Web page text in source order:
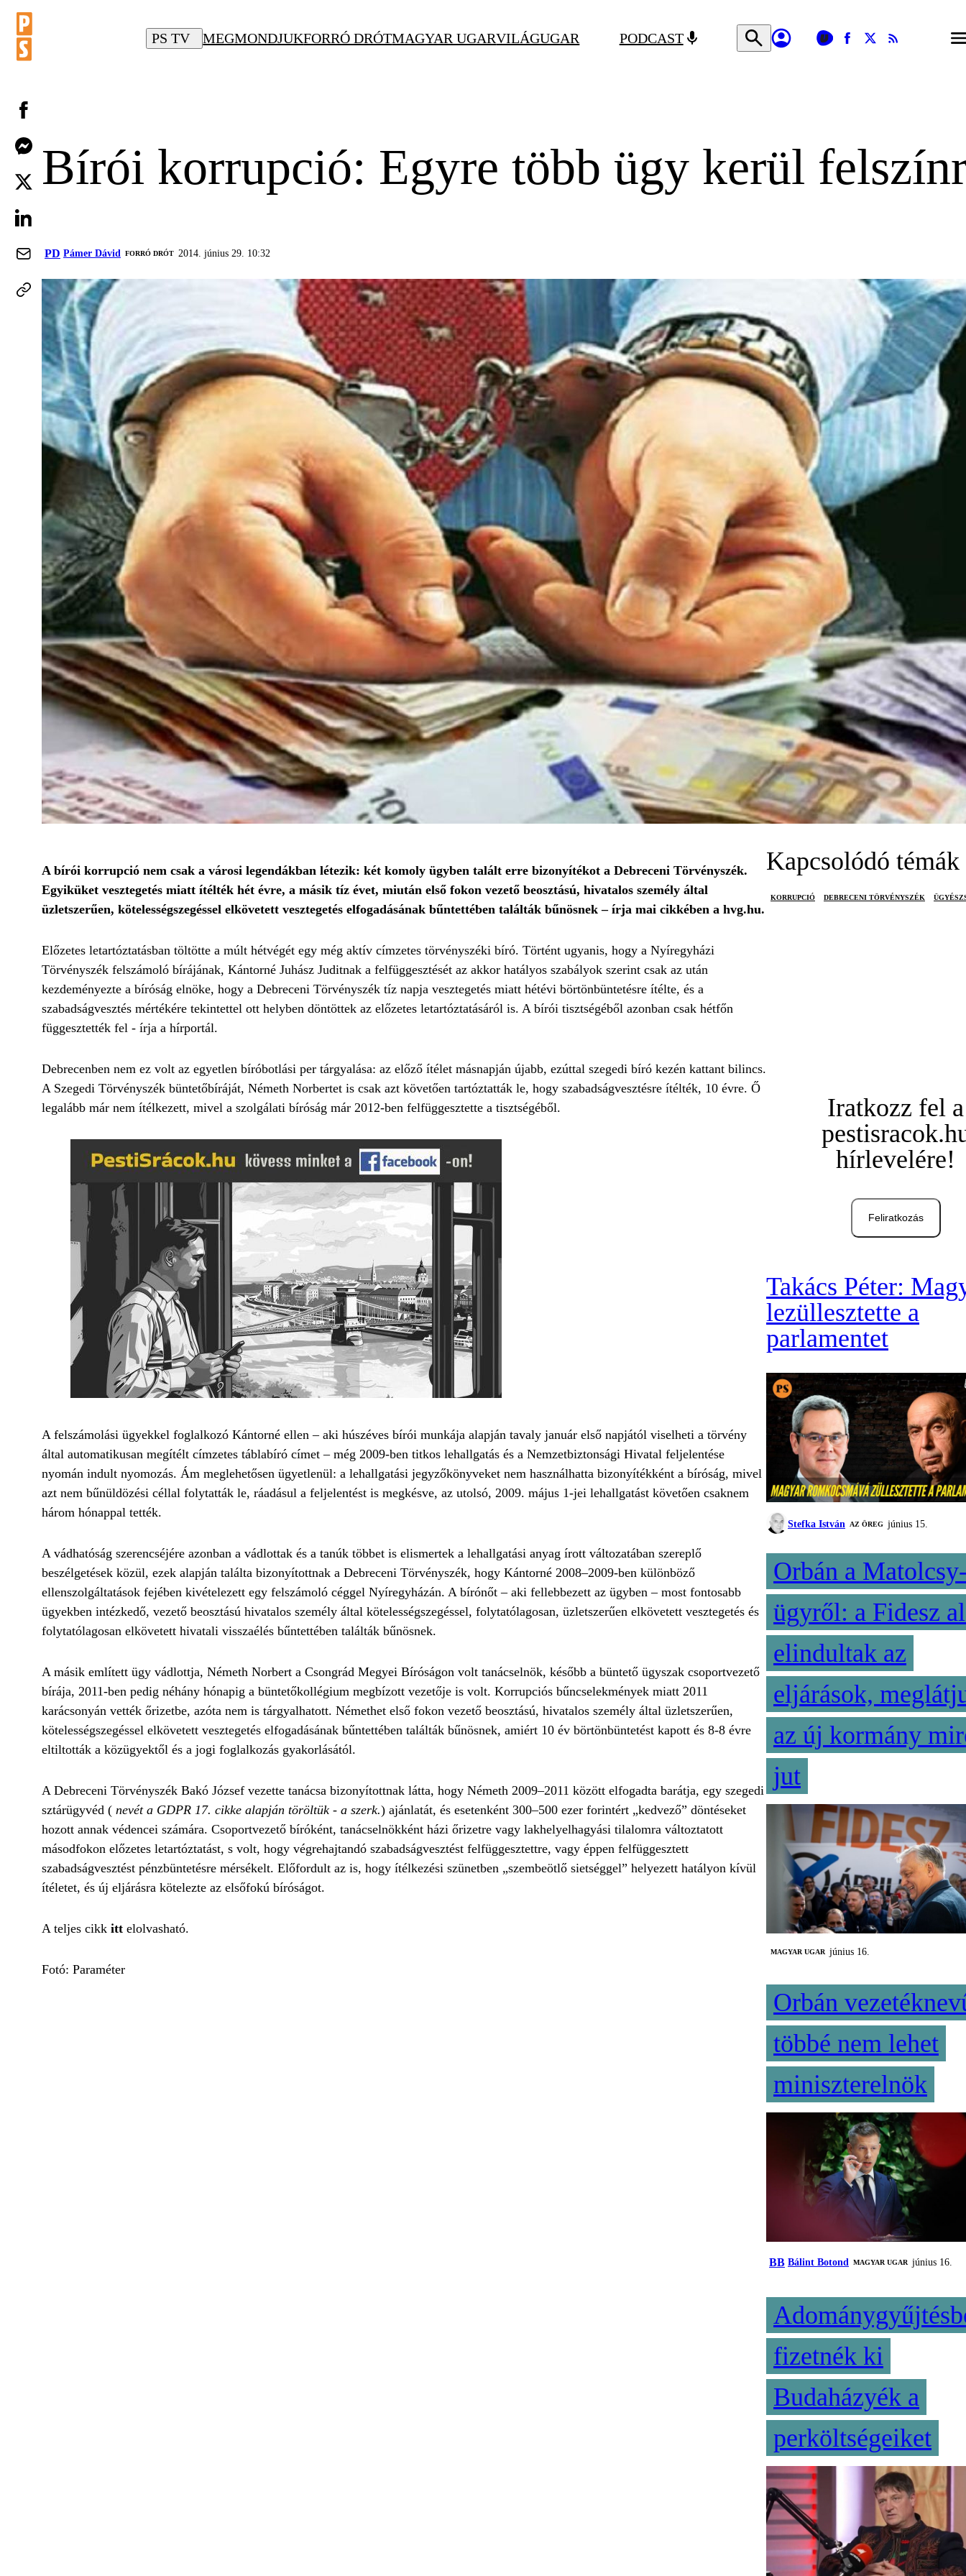
PS TV MEGMONDJUKFORRÓ DRÓTMAGYAR UGARVILÁGUGAR PODCAST
Bírói korrupció: Egyre több ügy kerül
PD Pámer Dávid FORRÓ DRÓT 2014. június 29. 10:32
A bírói korrupció nem csak a városi legendákban létezik: két komoly ügyben talált erre bizonyítékot a Debreceni Törvényszék.
Egyiküket vesztegetés miatt ítélték hét évre, a másik tíz évet, miután első fokon vezető beosztású, hivatalos személy által
üzletszerűen, kötelességszegéssel elkövetett vesztegetés elfogadásának bűntettében találták bűnösnek – írja mai cikkében a hvg.hu.
Előzetes letartóztatásban töltötte a múlt hétvégét egy még aktív címzetes törvényszéki bíró. Történt ugyanis, hogy a Nyíregyházi
Törvényszék felszámoló bírájának, Kántorné Juhász Juditnak a felfüggesztését az akkor hatályos szabályok szerint csak az után
kezdeményezte a bíróság elnöke, hogy a Debreceni Törvényszék tíz napja vesztegetés miatt hétévi börtönbüntetésre ítélte, és a
szabadságvesztés mértékére tekintettel ott helyben döntöttek az előzetes letartóztatásáról is. A bírói tisztségéből azonban csak hétfőn
függesztették fel - írja a hírportál.
Debrecenben nem ez volt az egyetlen bíróbotlási per tárgyalása: az előző ítélet másnapján újabb, ezúttal szegedi bíró kezén kattant bilincs.
A Szegedi Törvényszék büntetőbíráját, Németh Norbertet is csak azt követően tartóztatták le, hogy szabadságvesztésre ítélték, 10 évre. Ő
legalább már nem ítélkezett, mivel a szolgálati bíróság már 2012-ben felfüggesztette a tisztségéből.
A felszámolási ügyekkel foglalkozó Kántorné ellen – aki húszéves bírói munkája alapján tavaly január első napjától viselheti a törvény
által automatikusan megítélt címzetes táblabíró címet – még 2009-ben titkos lehallgatás és a Nemzetbiztonsági Hivatal feljelentése
nyomán indult nyomozás. Ám meglehetősen ügyetlenül: a lehallgatási jegyzőkönyveket nem használhatta bizonyítékként a bíróság, mivel
azt nem bűnüldözési céllal folytatták le, ráadásul a feljelentést is megkésve, az utolsó, 2009. május 1-jei lehallgatást követően csaknem
három hónappal tették.
A vádhatóság szerencséjére azonban a vádlottak és a tanúk többet is elismertek a lehallgatási anyag írott változatában szereplő
beszélgetések közül, ezek alapján találta bizonyítottnak a Debreceni Törvényszék, hogy Kántorné 2008–2009-ben különböző
ellenszolgáltatások fejében kivételezett egy felszámoló céggel Nyíregyházán. A bírónőt – aki fellebbezett az ügyben – most fontosabb
ügyekben intézkedő, vezető beosztású hivatalos személy által kötelességszegéssel, folytatólagosan, üzletszerűen elkövetett vesztegetés és
folytatólagosan elkövetett hivatali visszaélés bűntettében találták bűnösnek.
A másik említett ügy vádlottja, Németh Norbert a Csongrád Megyei Bíróságon volt tanácselnök, később a büntető ügyszak csoportvezető
bírája, 2011-ben pedig néhány hónapig a büntetőkollégium megbízott vezetője is volt. Korrupciós bűncselekmények miatt 2011
karácsonyán vették őrizetbe, azóta nem is tárgyalhatott. Némethet első fokon vezető beosztású, hivatalos személy által üzletszerűen,
kötelességszegéssel elkövetett vesztegetés elfogadásának bűntettében találták bűnösnek, amiért 10 év börtönbüntetést kapott és 8-8 évre
eltiltották a közügyektől és a jogi foglalkozás gyakorlásától.
A Debreceni Törvényszék Bakó József vezette tanácsa bizonyítottnak látta, hogy Németh 2009–2011 között elfogadta barátja, egy szegedi
sztárügyvéd ( nevét a GDPR 17. cikke alapján töröltük - a szerk.) ajánlatát, és esetenként 300–500 ezer forintért „kedvező” döntéseket
hozott annak védencei számára. Csoportvezető bíróként, tanácselnökként házi őrizetre vagy lakhelyelhagyási tilalomra változtatott
másodfokon előzetes letartóztatást, s volt, hogy végrehajtandó szabadságvesztést felfüggesztettre, vagy éppen felfüggesztett
szabadságvesztést pénzbüntetésre mérsékelt. Előfordult az is, hogy ítélkezési szünetben „szembeötlő sietséggel” helyezett hatályon kívül
ítéletet, és új eljárásra kötelezte az elsőfokú bíróságot.
A teljes cikk itt elolvasható.
Fotó: Paraméter
Kapcsolódó témák
KORRUPCIÓ DEBRECENI TÖRVÉNYSZÉK
Iratkozz fel a
hírlevelére!
Feliratkozás
Takács Péter:
lezüllesztette a
parlamentet
Stefka István AZ ÖREG június 15.
Orbán a
ügyről: a Fidesz
elindultak az
eljárások,
az új kormány
jut
MAGYAR UGAR június 16.
Orbán
többé nem lehet
miniszterelnök
BB Bálint Botond MAGYAR UGAR június 16.
fizetnék ki
Budaházyék a
perköltségeiket